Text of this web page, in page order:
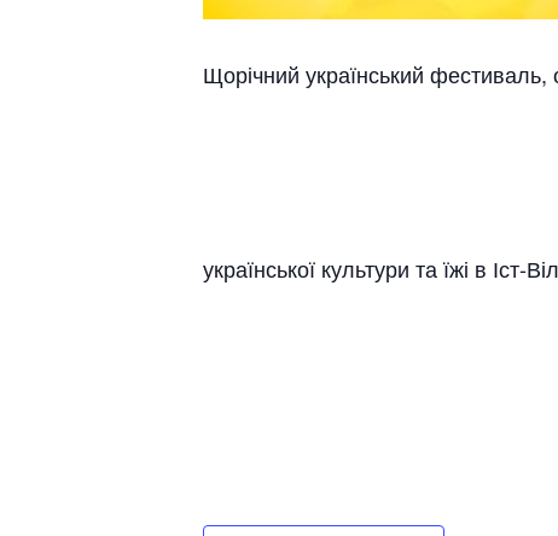
Щорічний український
української культури та їжі в Іст-